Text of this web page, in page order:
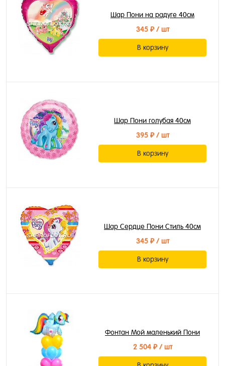
Шар Пони на радуге 40см
345 ₽/ шт
В корзину
Шар Пони голубая 40см
395 ₽/ шт
В корзину
Шар Сердце Пони Стиль 40см
345 ₽/ шт
В корзину
Фонтан Мой маленький Пони
2 504 ₽/ шт